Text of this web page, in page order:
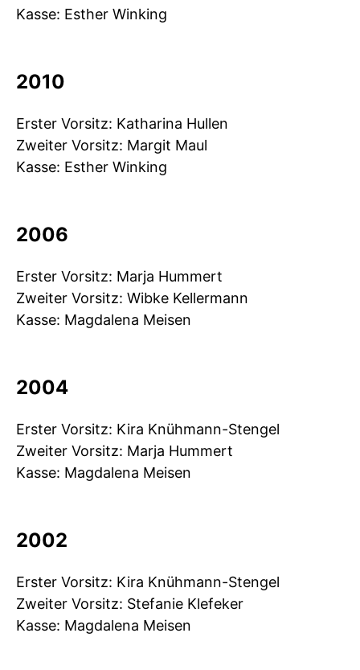
Kasse: Esther Winking
2010
Erster Vorsitz: Katharina Hullen
Zweiter Vorsitz: Margit Maul
Kasse: Esther Winking
2006
Erster Vorsitz: Marja Hummert
Zweiter Vorsitz: Wibke Kellermann
Kasse: Magdalena Meisen
2004
Erster Vorsitz: Kira Knühmann-Stengel
Zweiter Vorsitz: Marja Hummert
Kasse: Magdalena Meisen
2002
Erster Vorsitz: Kira Knühmann-Stengel
Zweiter Vorsitz: Stefanie Klefeker
Kasse: Magdalena Meisen